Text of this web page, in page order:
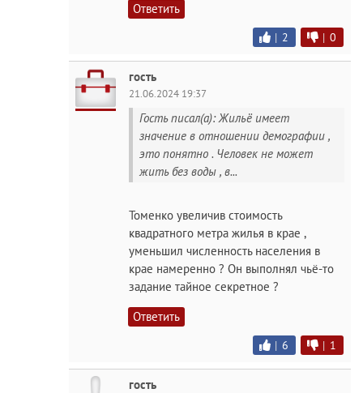
Ответить
| 2 | 0
гость
21.06.2024 19:37
Гость писал(а): Жильё имеет
значение в отношении демографии ,
это понятно . Человек не может
жить без воды , в...
Томенко увеличив стоимость
квадратного метра жилья в крае ,
уменьшил численность населения в
крае намеренно ? Он выполнял чьё-то
задание тайное секретное ?
Ответить
| 6 | 1
гость